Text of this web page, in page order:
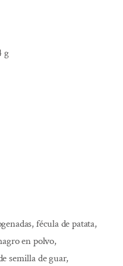
g
fécula de patata,
en polvo,
semilla de guar,